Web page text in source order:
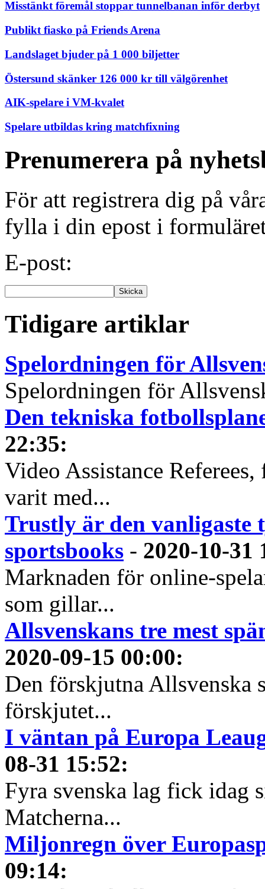
Misstänkt föremål stoppar tunnelbanan inför derbyt
Publikt fiasko på Friends Arena
Landslaget bjuder på 1 000 biljetter
Östersund skänker 126 000 kr till välgörenhet
AIK-spelare i VM-kvalet
Spelare utbildas kring matchfixning
Prenumerera på
För att registrera dig på
fylla i din epost i
E-post:
Tidigare artiklar
Spelordningen för
Spelordningen för
Den tekniska
22:35:
Video Assistance
varit med...
Trustly är den vanligaste
sportsbooks - 2020-10-31
Marknaden för online-
som gillar...
Allsvenskans tre mest
2020-09-15 00:00:
Den förskjutna Allsvenska
förskjutet...
I väntan på Europa
08-31 15:52:
Fyra svenska lag fick idag
Matcherna...
Miljonregn över
09:14: